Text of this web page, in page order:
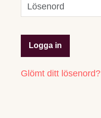
Logga in
Glömt ditt lösenord?